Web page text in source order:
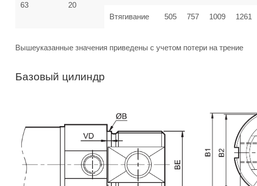
63 20
Втягивание 505 757 1009 1261
Вышеуказанные значения приведены с учетом потери на трение
Базовый цилиндр